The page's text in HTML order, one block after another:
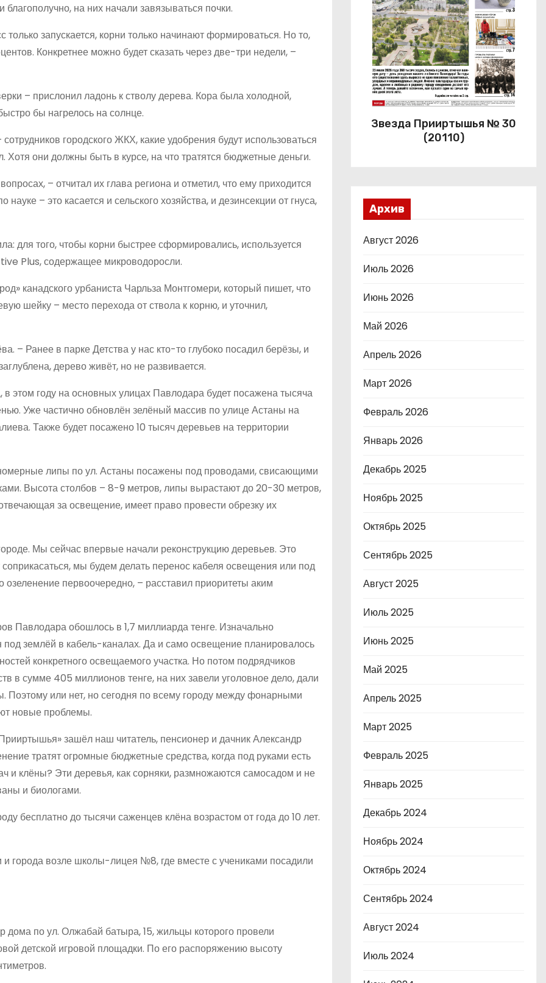
на них начали завязываться почки.
запускается, корни только начинают формироваться. Но то,
Конкретнее можно будет сказать через две-три недели, –
– прислонил ладонь к стволу дерева. Кора была холодной,
бы нагрелось на солнце.
городского ЖКХ, какие удобрения будут использоваться
Хотя они должны быть в курсе, на что тратятся бюджетные деньги.
– отчитал их глава региона и отметил, что ему приходится
– это касается и сельского хозяйства, и дезинсекции от гнуса,
для того, чтобы корни быстрее сформировались, используется
Plus, содержащее микроводоросли.
канадского урбаниста Чарльза Монтгомери, который пишет, что
шейку – место перехода от ствола к корню, и уточнил,
– Ранее в парке Детства у нас кто-то глубоко посадил берёзы, и
дерево живёт, но не развивается.
этом году на основных улицах Павлодара будет посажена тысяча
Уже частично обновлён зелёный массив по улице Астаны на
Также будет посажено 10 тысяч деревьев на территории
липы по ул. Астаны посажены под проводами, свисающими
Высота столбов – 8-9 метров, липы вырастают до 20-30 метров,
за освещение, имеет право провести обрезку их
Мы сейчас впервые начали реконструкцию деревьев. Это
мы будем делать перенос кабеля освещения или под
первоочередно, – расставил приоритеты аким
Павлодара обошлось в 1,7 миллиарда тенге. Изначально
землёй в кабель-каналах. Да и само освещение планировалось
конкретного освещаемого участка. Но потом подрядчиков
в сумме 405 миллионов тенге, на них завели уголовное дело, дали
Поэтому или нет, но сегодня по всему городу между фонарными
новые проблемы.
зашёл наш читатель, пенсионер и дачник Александр
тратят огромные бюджетные средства, когда под руками есть
и клёны? Эти деревья, как сорняки, размножаются самосадом и не
и биологами.
бесплатно до тысячи саженцев клёна возрастом от года до 10 лет.
города возле школы-лицея №8, где вместе с учениками посадили
по ул. Олжабай батыра, 15, жильцы которого провели
детской игровой площадки. По его распоряжению высоту
Звезда Прииртышья № 30
(20110)
Архив
Август 2026
Июль 2026
Июнь 2026
Май 2026
Апрель 2026
Март 2026
Февраль 2026
Январь 2026
Декабрь 2025
Ноябрь 2025
Октябрь 2025
Сентябрь 2025
Август 2025
Июль 2025
Июнь 2025
Май 2025
Апрель 2025
Март 2025
Февраль 2025
Январь 2025
Декабрь 2024
Ноябрь 2024
Октябрь 2024
Сентябрь 2024
Август 2024
Июль 2024